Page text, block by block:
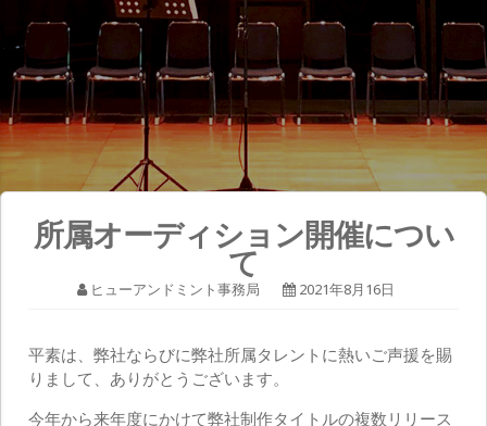
所属オーディション開催につい
て
ヒューアンドミント事務局 2021年8月16日
平素は、弊社ならびに弊社所属タレントに熱いご声援を賜
りまして、ありがとうございます。
今年から来年度にかけて弊社制作タイトルの複数リリース